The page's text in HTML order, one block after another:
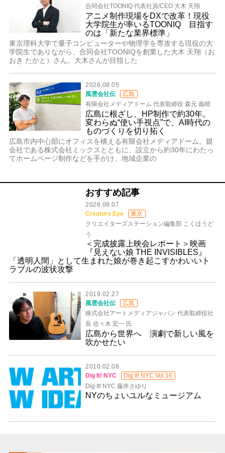
合同会社TOONIQ 代表社員/CEO 大木 天翔
アニメ制作現場をDXで改革！現役
大学院生が率いるTOONIQ 目指す
のは「新たな業界標準」
東京理科大学で量子コンピューターや物理学を専攻する現役の大
学院生でありながら、合同会社TOONIQを創業した大木 天翔（お
おき たかと）さん。大木さんが目指した
2026.08.05
風雲会社伝
広島
有限会社メディアドーム 代表取締役 森元 義晴
広島に根ざし、HP制作で約30年。
変わらぬ“使い手視点”で、AI時代の
ものづくりを切り拓く
広島市内中心部にオフィスを構える有限会社メディアドーム。親
会社である株式会社ミックスとともに、設立から約30年にわたっ
てホームページ制作などを手がけ、地域企業の
おすすめ記事
2026.08.07
Creators Eye
東京
クリエイターズステーション編集部 こくほうど
う
＜完成披露上映会レポート＞映画
『見えない娘 THE INVISIBLES』
「透明人間」として生まれた娘が巻き起こすかわいいト
ラブルの波状攻撃
2019.02.27
風雲会社伝
広島
株式会社アートメディアジャパン 代表取締役社
長 佐々木 宏一 氏
広島から世界へ 演劇で新しい風を
吹かせたい
2010.02.08
Dig It! NYC
Dig It! NYC Vol.16
Dig It! NYC 藤井さゆり
NYのちょいユルなミュージアム